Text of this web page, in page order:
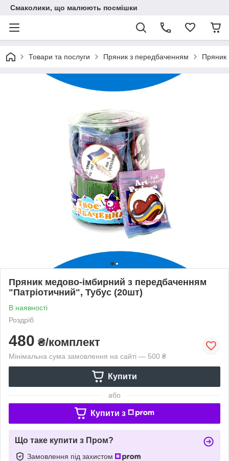
Смаколики, що малюють посмішки
Товари та послуги Пряник з передбаченням Пряник
Пряник медово-імбирний з передбаченням
"Патріотичний", Тубус (20шт)
В наявності
Роздріб
480 ₴/комплект
Мінімальна сума замовлення на сайті — 500 ₴
Купити
або
Купити з
Що таке купити з Пром?
Замовлення під захистом